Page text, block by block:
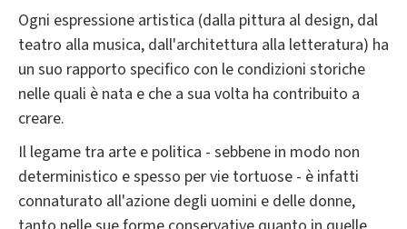
Ogni espressione artistica (dalla pittura al design, dal
teatro alla musica, dall'architettura alla letteratura) ha
un suo rapporto specifico con le condizioni storiche
nelle quali è nata e che a sua volta ha contribuito a
creare.
Il legame tra arte e politica - sebbene in modo non
deterministico e spesso per vie tortuose - è infatti
connaturato all'azione degli uomini e delle donne,